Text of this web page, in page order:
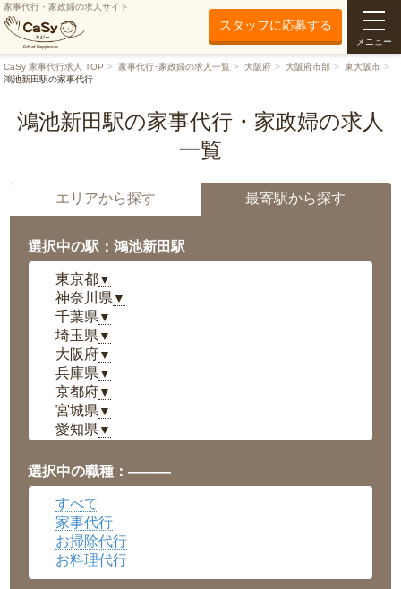
家事代行・家政婦の求人サイト
スタッフに応募する
メニュー
CaSy 家事代行求人 TOP 家事代行･家政婦の求人一覧 大阪府 大阪府市部
東大阪市
鴻池新田駅の家事代行
鴻池新田駅の家事代行・家政婦の求人
一覧
エリアから探す 最寄駅から探す
選択中の駅：鴻池新田駅
東京都▼
神奈川県 ▼
千葉県 ▼
埼玉県 ▼
大阪府▼
兵庫県 ▼
京都府▼
宮城県 ▼
愛知県 ▼
岡山県▼
広島県▼
沖縄県
選択中の職種：———
すべて
家事代行
お掃除代行
お料理代行